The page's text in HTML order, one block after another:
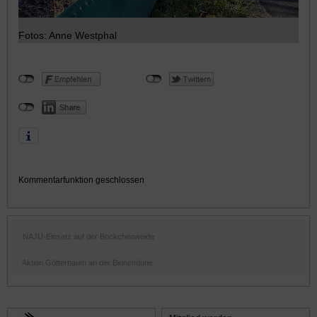
Fotos: Anne Westphal
Kommentarfunktion geschlossen
NAJU-Einsatz auf der Böckchenweide
Aktion Götterbaum an der Binnendüne